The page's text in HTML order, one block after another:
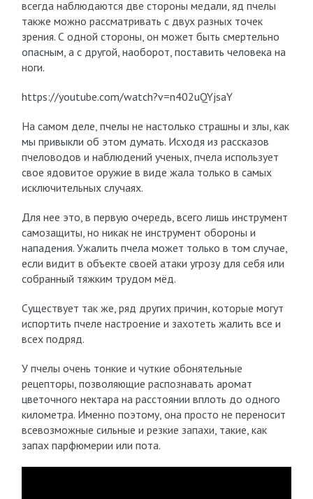
всегда наблюдаются две стороны медали, яд пчелы
также можно рассматривать с двух разных точек
зрения. С одной стороны, он может быть смертельно
опасным, а с другой, наоборот, поставить человека на
ноги.
https://youtube.com/watch?v=n402uQYjsaY
На самом деле, пчелы не настолько страшны и злы, как
мы привыкли об этом думать. Исходя из рассказов
пчеловодов и наблюдений ученых, пчела использует
свое ядовитое оружие в виде жала только в самых
исключительных случаях.
Для нее это, в первую очередь, всего лишь инструмент
самозащиты, но никак не инструмент обороны и
нападения. Ужалить пчела может только в том случае,
если видит в объекте своей атаки угрозу для себя или
собранный тяжким трудом мёд.
Существует так же, ряд других причин, которые могут
испортить пчеле настроение и захотеть жалить все и
всех подряд.
У пчелы очень тонкие и чуткие обонятельные
рецепторы, позволяющие распознавать аромат
цветочного нектара на расстоянии вплоть до одного
километра. Именно поэтому, она просто не переносит
всевозможные сильные и резкие запахи, такие, как
запах парфюмерии или пота.